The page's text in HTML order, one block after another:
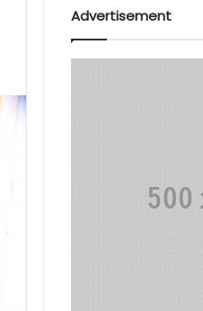
Advertisement